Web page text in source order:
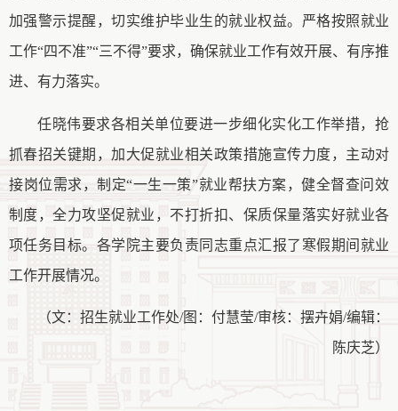
加强警示提醒，切实维护毕业生的就业权益。严格按照就业
工作“四不准”“三不得”要求，确保就业工作有效开展、有序推
进、有力落实。
任晓伟要求各相关单位要进一步细化实化工作举措，抢
抓春招关键期，加大促就业相关政策措施宣传力度，主动对
接岗位需求，制定“一生一策”就业帮扶方案，健全督查问效
制度，全力攻坚促就业，不打折扣、保质保量落实好就业各
项任务目标。各学院主要负责同志重点汇报了寒假期间就业
工作开展情况。
（文：招生就业工作处/图：付慧莹/审核： 摆卉娟/编辑：
陈庆芝）